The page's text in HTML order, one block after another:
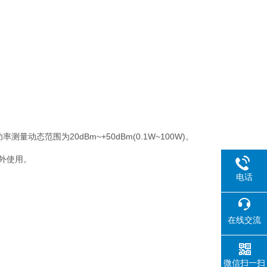
测量动态范围为20dBm~+50dBm(0.1W~100W)。
使用。
电话
在线交流
微信扫一扫